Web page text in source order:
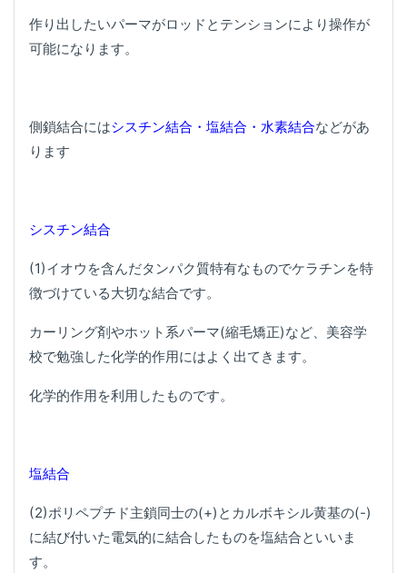
作り出したいパーマがロッドとテンションにより操作が
可能になります。
側鎖結合にはシスチン結合・塩結合・水素結合などがあ
ります
シスチン結合
(1)イオウを含んだタンパク質特有なものでケラチンを特
徴づけている大切な結合です。
カーリング剤やホット系パーマ(縮毛矯正)など、美容学
校で勉強した化学的作用にはよく出てきます。
化学的作用を利用したものです。
塩結合
(2)ポリペプチド主鎖同士の(+)とカルボキシル黄基の(-)
に結び付いた電気的に結合したものを塩結合といいま
す。